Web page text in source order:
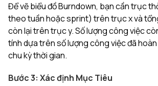
Để vẽ biểu đồ Burndown, bạn cần trục
theo tuần hoặc sprint) trên trục x và
còn lại trên trục y. Số lượng công việc
tính dựa trên số lượng công việc đã
chu kỳ thời gian.
Bước 3: Xác định Mục Tiêu